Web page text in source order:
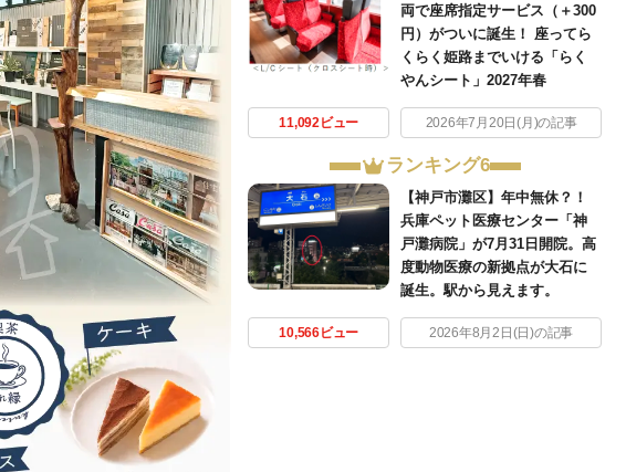
両で座席指定サービス（＋300
円）がついに誕生！ 座ってら
くらく姫路までいける「らく
やんシート」2027年春
11,092ビュー 2026年7月20日(月)の記事
ランキング6
【神戸市灘区】年中無休？！
兵庫ペット医療センター「神
戸灘病院」が7月31日開院。高
度動物医療の新拠点が大石に
誕生。駅から見えます。
10,566ビュー 2026年8月2日(日)の記事